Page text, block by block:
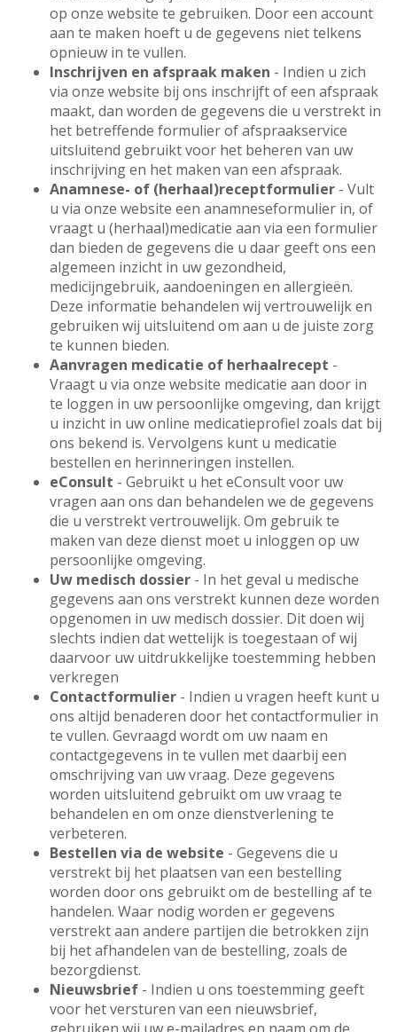
op onze website te gebruiken. Door een account
aan te maken hoeft u de gegevens niet telkens
opnieuw in te vullen.
Inschrijven en afspraak maken - Indien u zich
via onze website bij ons inschrijft of een afspraak
maakt, dan worden de gegevens die u verstrekt in
het betreffende formulier of afspraakservice
uitsluitend gebruikt voor het beheren van uw
inschrijving en het maken van een afspraak.
Anamnese- of (herhaal)receptformulier - Vult
u via onze website een anamneseformulier in, of
vraagt u (herhaal)medicatie aan via een formulier
dan bieden de gegevens die u daar geeft ons een
algemeen inzicht in uw gezondheid,
medicijngebruik, aandoeningen en allergieën.
Deze informatie behandelen wij vertrouwelijk en
gebruiken wij uitsluitend om aan u de juiste zorg
te kunnen bieden.
Aanvragen medicatie of herhaalrecept -
Vraagt u via onze website medicatie aan door in
te loggen in uw persoonlijke omgeving, dan krijgt
u inzicht in uw online medicatieprofiel zoals dat bij
ons bekend is. Vervolgens kunt u medicatie
bestellen en herinneringen instellen.
eConsult - Gebruikt u het eConsult voor uw
vragen aan ons dan behandelen we de gegevens
die u verstrekt vertrouwelijk. Om gebruik te
maken van deze dienst moet u inloggen op uw
persoonlijke omgeving.
Uw medisch dossier - In het geval u medische
gegevens aan ons verstrekt kunnen deze worden
opgenomen in uw medisch dossier. Dit doen wij
slechts indien dat wettelijk is toegestaan of wij
daarvoor uw uitdrukkelijke toestemming hebben
verkregen
Contactformulier - Indien u vragen heeft kunt u
ons altijd benaderen door het contactformulier in
te vullen. Gevraagd wordt om uw naam en
contactgegevens in te vullen met daarbij een
omschrijving van uw vraag. Deze gegevens
worden uitsluitend gebruikt om uw vraag te
behandelen en om onze dienstverlening te
verbeteren.
Bestellen via de website - Gegevens die u
verstrekt bij het plaatsen van een bestelling
worden door ons gebruikt om de bestelling af te
handelen. Waar nodig worden er gegevens
verstrekt aan andere partijen die betrokken zijn
bij het afhandelen van de bestelling, zoals de
bezorgdienst.
Nieuwsbrief - Indien u ons toestemming geeft
voor het versturen van een nieuwsbrief,